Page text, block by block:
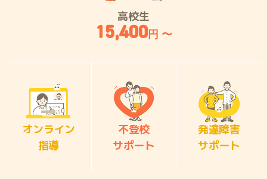
高校生
15,400円 〜
オンライン
指導
不登校
サポート
発達障害
サポート